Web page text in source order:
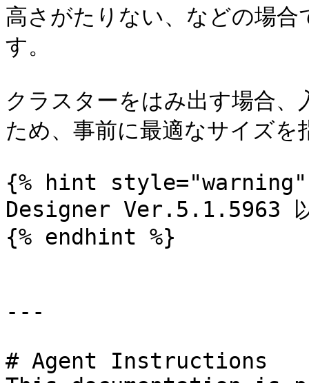
高さがたりない、などの場
す。
クラスターをはみ出す場合
ため、事前に最適なサイズを
{% hint style="warning"
Designer Ver.5.1.5963 以
{% endhint %}
---
# Agent Instructions